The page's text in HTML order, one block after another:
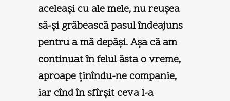
aceleaşi cu ale mele, nu reuşea
să-şi grăbească pasul îndeajuns
pentru a mă depăşi. Aşa că am
continuat în felul ăsta o vreme,
aproape ţinîndu-ne companie,
iar cînd în sfîrşit ceva l-a